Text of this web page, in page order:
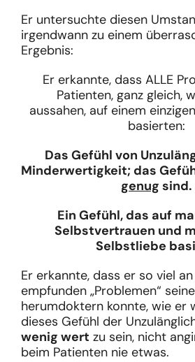
Er untersuchte diesen
irgendwann zu einem
Ergebnis:
Er erkannte, dass ALLE
Patienten, ganz gleich,
aussahen, auf einem
basierten:
Das Gefühl von
Minderwertigkeit; das
genug sind.
Ein Gefühl, das auf
Selbstvertrauen und
Selbstliebe
Er erkannte, dass er so viel
empfunden „Problemen“
herumdoktern konnte, wie er
dieses Gefühl der
wenig wert zu sein, nicht
beim Patienten nie etwas.